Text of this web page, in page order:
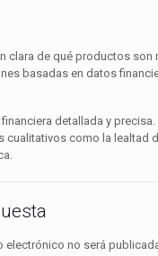
clara de qué productos son
basadas en datos
detallada y precisa.
cualitativos como la lealtad
electrónico no será